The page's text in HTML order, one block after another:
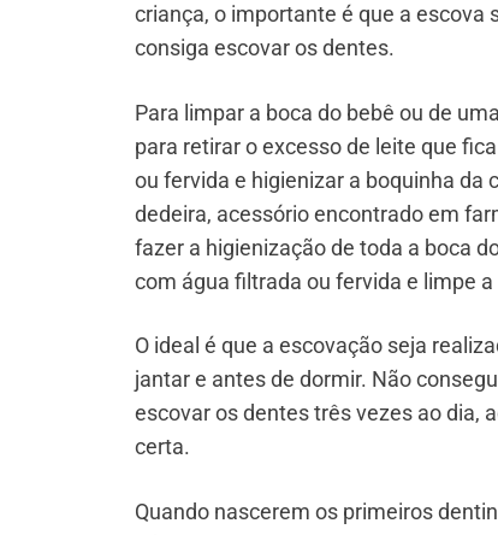
criança, o importante é que a escova
consiga escovar os dentes.
Para limpar a boca do bebê ou de
para retirar o excesso de leite que
ou fervida e higienizar a boquinha da
dedeira, acessório encontrado em
fazer a higienização de toda a boca
com água filtrada ou fervida e limpe
O ideal é que a escovação seja
jantar e antes de dormir. Não
escovar os dentes três vezes ao dia,
certa.
Quando nascerem os primeiros